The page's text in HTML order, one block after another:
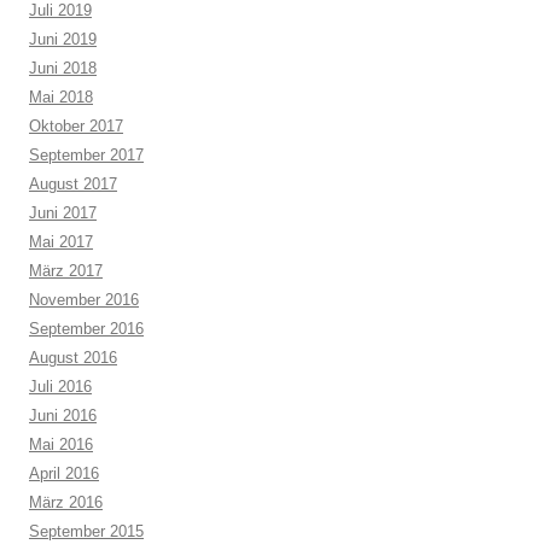
Juli 2019
Juni 2019
Juni 2018
Mai 2018
Oktober 2017
September 2017
August 2017
Juni 2017
Mai 2017
März 2017
November 2016
September 2016
August 2016
Juli 2016
Juni 2016
Mai 2016
April 2016
März 2016
September 2015